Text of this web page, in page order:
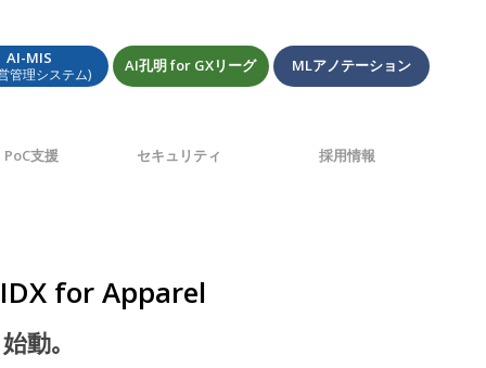
AI-MIS
管理システム) AI孔明 for GXリーグ MLアノテーション
支援 セキュリティ 採用情報
for Apparel
動｡